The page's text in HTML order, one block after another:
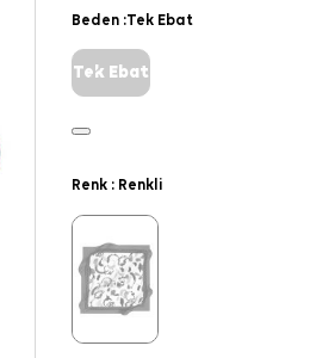
Beden :Tek Ebat
Tek Ebat
Renk : Renkli